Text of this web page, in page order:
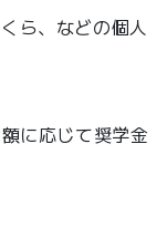
ら、などの個人
に応じて奨学金